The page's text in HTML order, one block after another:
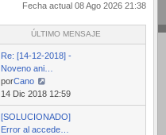
Fecha actual 08 Ago 2026 21:38
ÚLTIMO MENSAJE
Re: [14-12-2018] -
Noveno ani…
porCano
Ver
último
mensaje
14 Dic 2018 12:59
[SOLUCIONADO]
Error al accede…